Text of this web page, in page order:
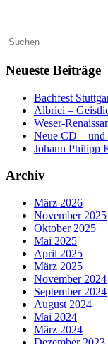
Suchen
nach:
Neueste Beiträge
Bachfest
Albrici –
Weser-
Neue CD – und
Johann Philipp
Archiv
März 2026
November 2025
Oktober 2025
Mai 2025
April 2025
März 2025
November 2024
September 2024
August 2024
Mai 2024
März 2024